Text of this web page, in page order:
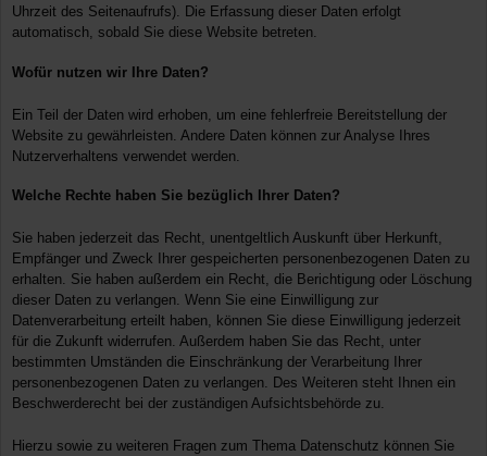
Uhrzeit des Seitenaufrufs). Die Erfassung dieser Daten erfolgt
automatisch, sobald Sie diese Website betreten.
Wofür nutzen wir Ihre Daten?
Ein Teil der Daten wird erhoben, um eine fehlerfreie Bereitstellung der
Website zu gewährleisten. Andere Daten können zur Analyse Ihres
Nutzerverhaltens verwendet werden.
Welche Rechte haben Sie bezüglich Ihrer Daten?
Sie haben jederzeit das Recht, unentgeltlich Auskunft über Herkunft,
Empfänger und Zweck Ihrer gespeicherten personenbezogenen Daten zu
erhalten. Sie haben außerdem ein Recht, die Berichtigung oder Löschung
dieser Daten zu verlangen. Wenn Sie eine Einwilligung zur
Datenverarbeitung erteilt haben, können Sie diese Einwilligung jederzeit
für die Zukunft widerrufen. Außerdem haben Sie das Recht, unter
bestimmten Umständen die Einschränkung der Verarbeitung Ihrer
personenbezogenen Daten zu verlangen. Des Weiteren steht Ihnen ein
Beschwerderecht bei der zuständigen Aufsichtsbehörde zu.
Hierzu sowie zu weiteren Fragen zum Thema Datenschutz können Sie